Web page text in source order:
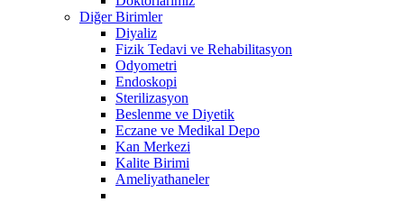
Diğer Birimler
Diyaliz
Fizik Tedavi ve Rehabilitasyon
Odyometri
Endoskopi
Sterilizasyon
Beslenme ve Diyetik
Eczane ve Medikal Depo
Kan Merkezi
Kalite Birimi
Ameliyathaneler